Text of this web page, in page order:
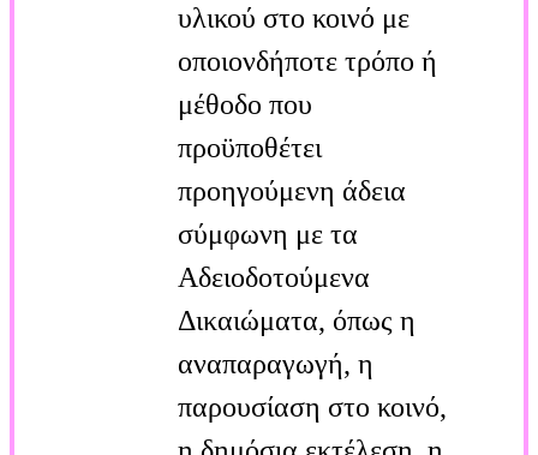
υλικού στο κοινό με
οποιονδήποτε τρόπο ή
μέθοδο που
προϋποθέτει
προηγούμενη άδεια
σύμφωνη με τα
Αδειοδοτούμενα
Δικαιώματα, όπως η
αναπαραγωγή, η
παρουσίαση στο κοινό,